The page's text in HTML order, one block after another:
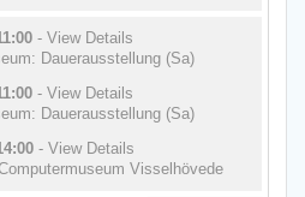
- View Details
Dauerausstellung (Sa)
- View Details
Dauerausstellung (Sa)
- View Details
Visselhövede